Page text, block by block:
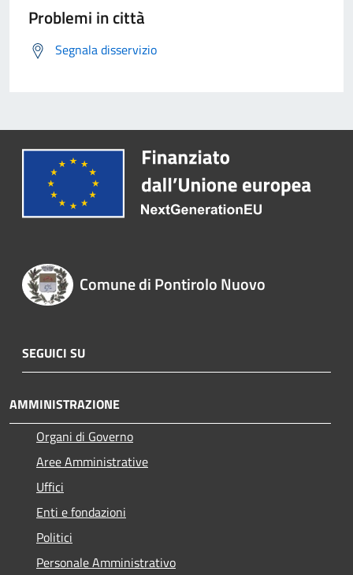
Problemi in città
Segnala disservizio
Comune di Pontirolo Nuovo
SEGUICI SU
AMMINISTRAZIONE
Organi di Governo
Aree Amministrative
Uffici
Enti e fondazioni
Politici
Personale Amministrativo